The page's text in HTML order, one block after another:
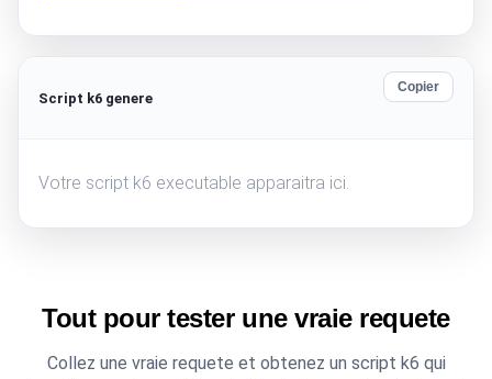
Script k6 genere
Copier
Votre script k6 executable apparaitra ici.
Tout pour tester une vraie requete
Collez une vraie requete et obtenez un script k6 qui